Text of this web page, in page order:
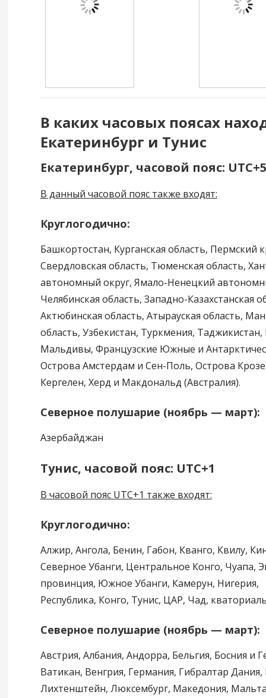
В каких часовых поясах
Екатеринбург и Тунис
Екатеринбург, часовой пояс: UTC+5
В данный часовой пояс также входят:
Круглогодично:
Башкортостан, Курганская область, Пермский
Свердловская область, Тюменская область,
автономный округ, Ямало-Ненецкий
Челябинская область, Западно-Казахстанская
Актюбинская область, Атырауская область,
область, Узбекистан, Туркмения, Таджикистан,
Мальдивы, Французские Южные и
Острова Амстердам и Сен-Поль, Острова
Кергелен, Херд и Макдональд (Австралия).
Северное полушарие (ноябрь — март):
Азербайджан
Тунис, часовой пояс: UTC+1
В часовой пояс UTC+1 также входят:
Круглогодично:
Алжир, Ангола, Бенин, Габон, Кванго, Квилу,
Северное Убанги, Центральное Конго, Чуапа,
провинция, Южное Убанги, Камерун, Нигерия,
Республика, Конго, Тунис, ЦАР, Чад,
Северное полушарие (ноябрь — март):
Австрия, Албания, Андорра, Бельгия, Босния и
Ватикан, Венгрия, Германия, Гибралтар
Лихтенштейн, Люксембург, Македония,